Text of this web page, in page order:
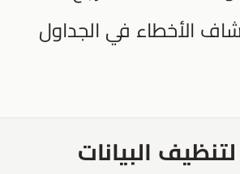
الأخطاء في الجداول